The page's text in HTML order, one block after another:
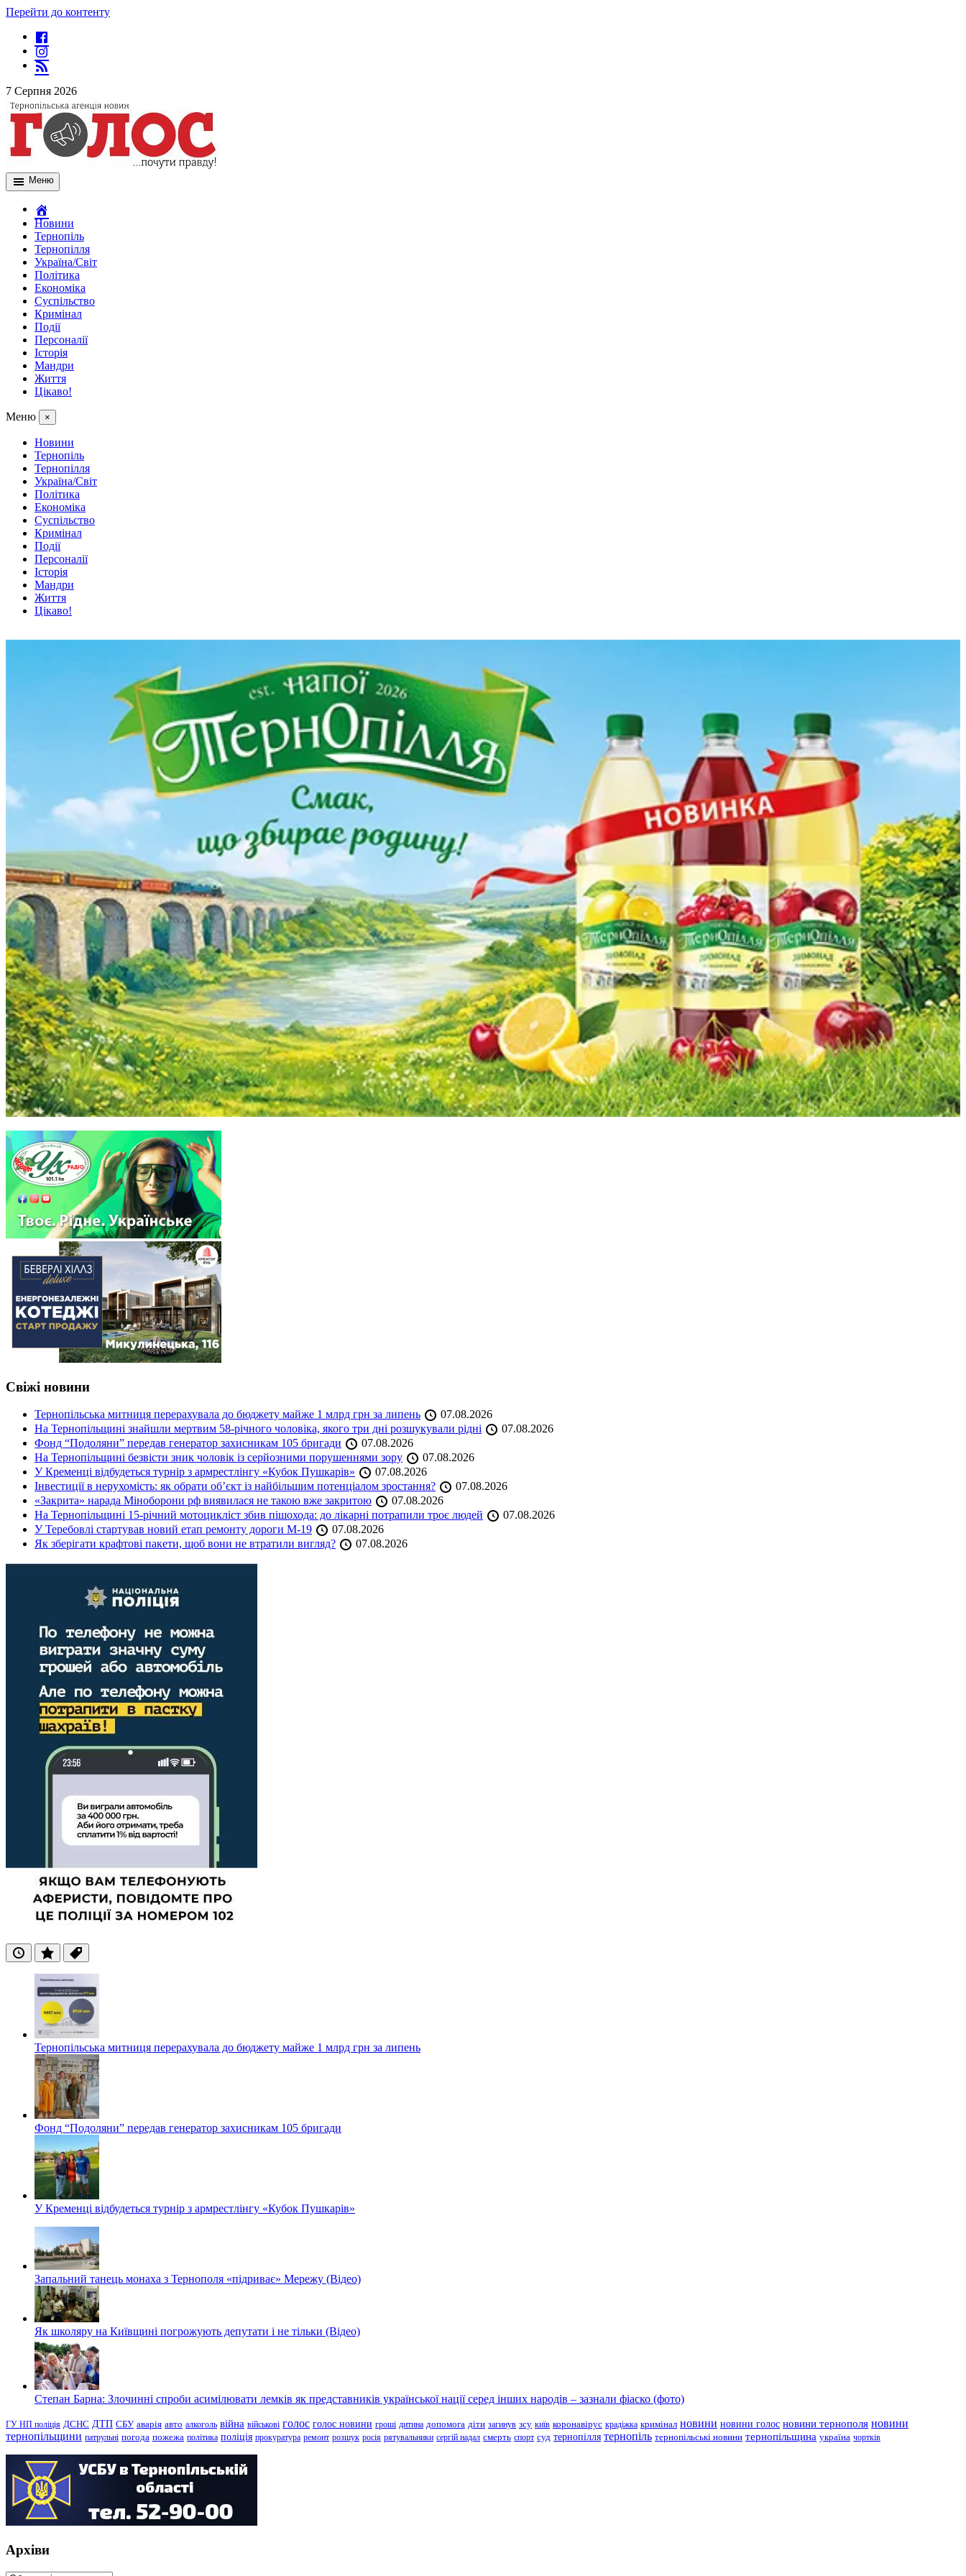
Перейти до контенту
7 Серпня 2026
Меню
Новини
Тернопіль
Тернопілля
Україна/Світ
Політика
Економіка
Суспільство
Кримінал
Події
Персоналії
Історія
Мандри
Життя
Цікаво!
Меню ×
Новини
Тернопіль
Тернопілля
Україна/Світ
Політика
Економіка
Суспільство
Кримінал
Події
Персоналії
Історія
Мандри
Життя
Цікаво!
Свіжі новини
Тернопільська митниця перерахувала до бюджету майже 1 млрд грн за липень
07.08.2026
На Тернопільщині знайшли мертвим 58-річного чоловіка, якого три дні розшукували рідні
07.08.2026
Фонд “Подоляни” передав генератор захисникам 105 бригади
07.08.2026
На Тернопільщині безвісти зник чоловік із серйозними порушеннями зору
07.08.2026
У Кременці відбудеться турнір з армрестлінгу «Кубок Пушкарів»
07.08.2026
Інвестиції в нерухомість: як обрати об’єкт із найбільшим потенціалом зростання?
07.08.2026
«Закрита» нарада Міноборони рф виявилася не такою вже закритою
07.08.2026
На Тернопільщині 15-річний мотоцикліст збив пішохода: до лікарні потрапили троє людей
07.08.2026
У Теребовлі стартував новий етап ремонту дороги М-19
07.08.2026
Як зберігати крафтові пакети, щоб вони не втратили вигляд?
07.08.2026
ОстанніПопулярні
Теги
Тернопільська митниця перерахувала до бюджету майже 1 млрд грн за липень
Фонд “Подоляни” передав генератор захисникам 105 бригади
У Кременці відбудеться турнір з армрестлінгу «Кубок Пушкарів»
Запальний танець монаха з Тернополя «підриває» Мережу (Відео)
Як школяру на Київщині погрожують депутати і не тільки (Відео)
Степан Барна: Злочинні спроби асимілювати лемків як представників української нації серед інших народів – зазнали фіаско (фото)
ГУ НП поліція ДСНС ДТП СБУ аварія авто алкоголь війна військові голос голос новини гроші дитина допомога діти загинув зсу київ коронавірус крадіжка кримінал новини новини голос новини тернополя новини
тернопільщини патрульні погода пожежа політика поліція прокуратура ремонт розшук росія рятувальники сергій надал смерть спорт суд тернопілля тернопіль тернопільські новини тернопільщина україна чортків
Архіви